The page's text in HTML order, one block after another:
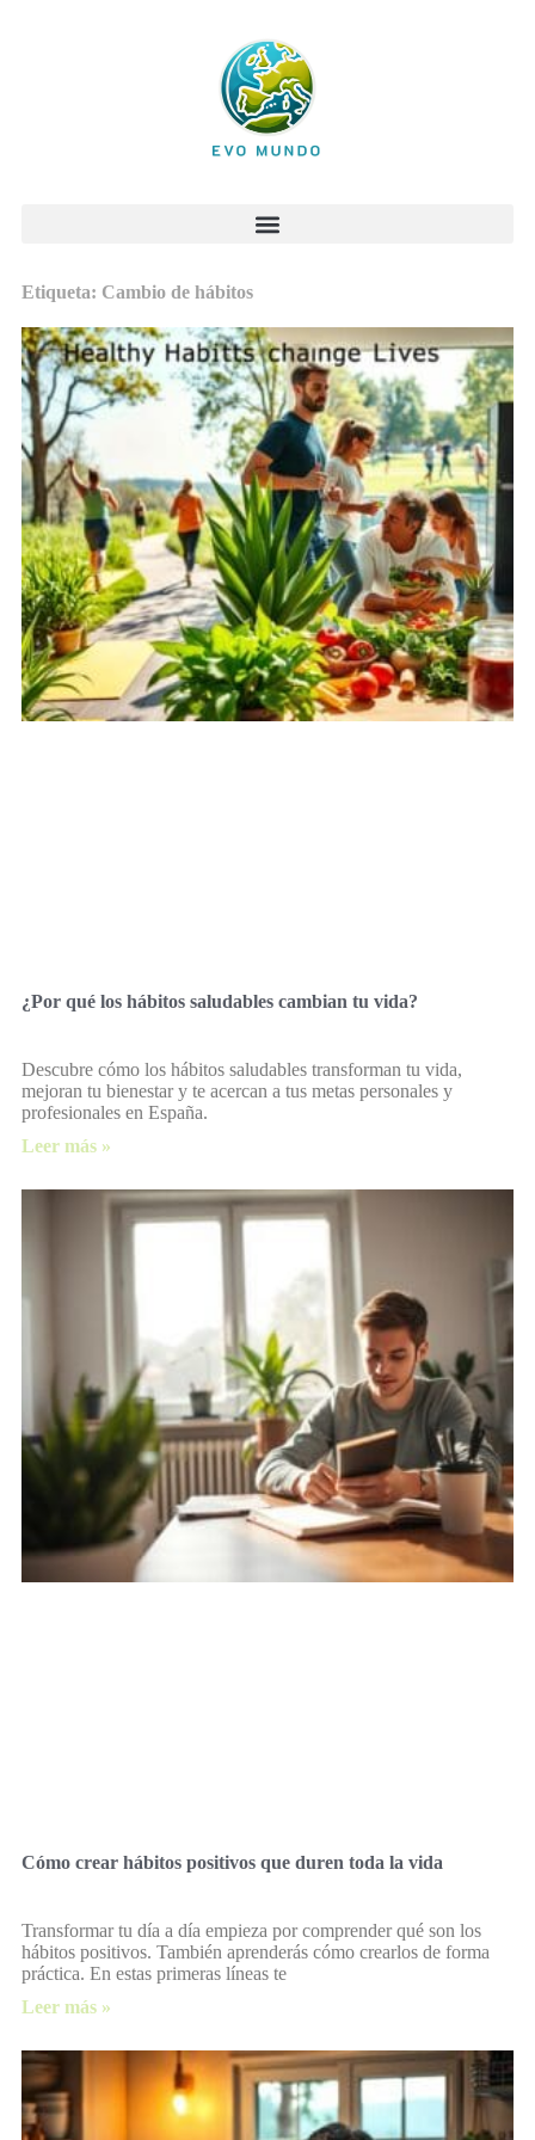
Etiqueta: Cambio de hábitos
¿Por qué los hábitos saludables cambian tu vida?
Descubre cómo los hábitos saludables transforman tu vida,
mejoran tu bienestar y te acercan a tus metas personales y
profesionales en España.
Leer más »
Cómo crear hábitos positivos que duren toda la vida
Transformar tu día a día empieza por comprender qué son los
hábitos positivos. También aprenderás cómo crearlos de forma
práctica. En estas primeras líneas te
Leer más »